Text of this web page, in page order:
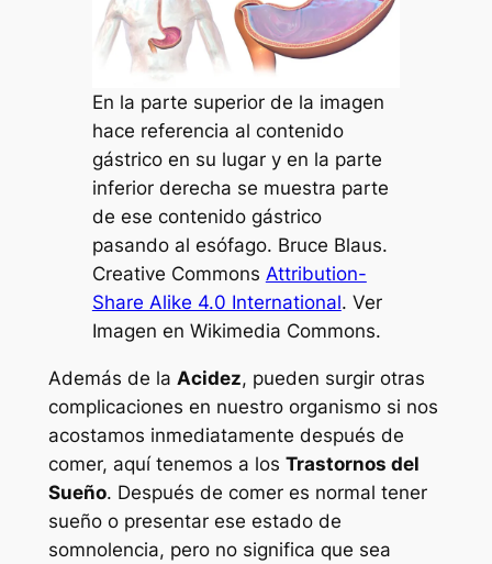
En la parte superior de la imagen
hace referencia al contenido
gástrico en su lugar y en la parte
inferior derecha se muestra parte
de ese contenido gástrico
pasando al esófago. Bruce Blaus.
Creative Commons Attribution-
Share Alike 4.0 International. Ver
Imagen en Wikimedia Commons.
Además de la Acidez, pueden surgir otras
complicaciones en nuestro organismo si nos
acostamos inmediatamente después de
comer, aquí tenemos a los Trastornos del
Sueño. Después de comer es normal tener
sueño o presentar ese estado de
somnolencia, pero no significa que sea